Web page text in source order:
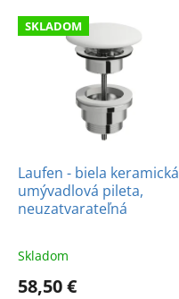
V
o
SKLADOM
Laufen - biela keramická
umývadlová pileta,
neuzatvarateľná
Skladom
58,50 €